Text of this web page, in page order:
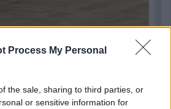
Process My Personal
the sale, sharing to third parties, or
or sensitive information for
esélyt ad Russell vb-címére